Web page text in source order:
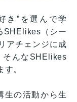
き”を選んで学
SHElikes（シー
アチェンジに成
そんなSHElikes
。
生の活動から生